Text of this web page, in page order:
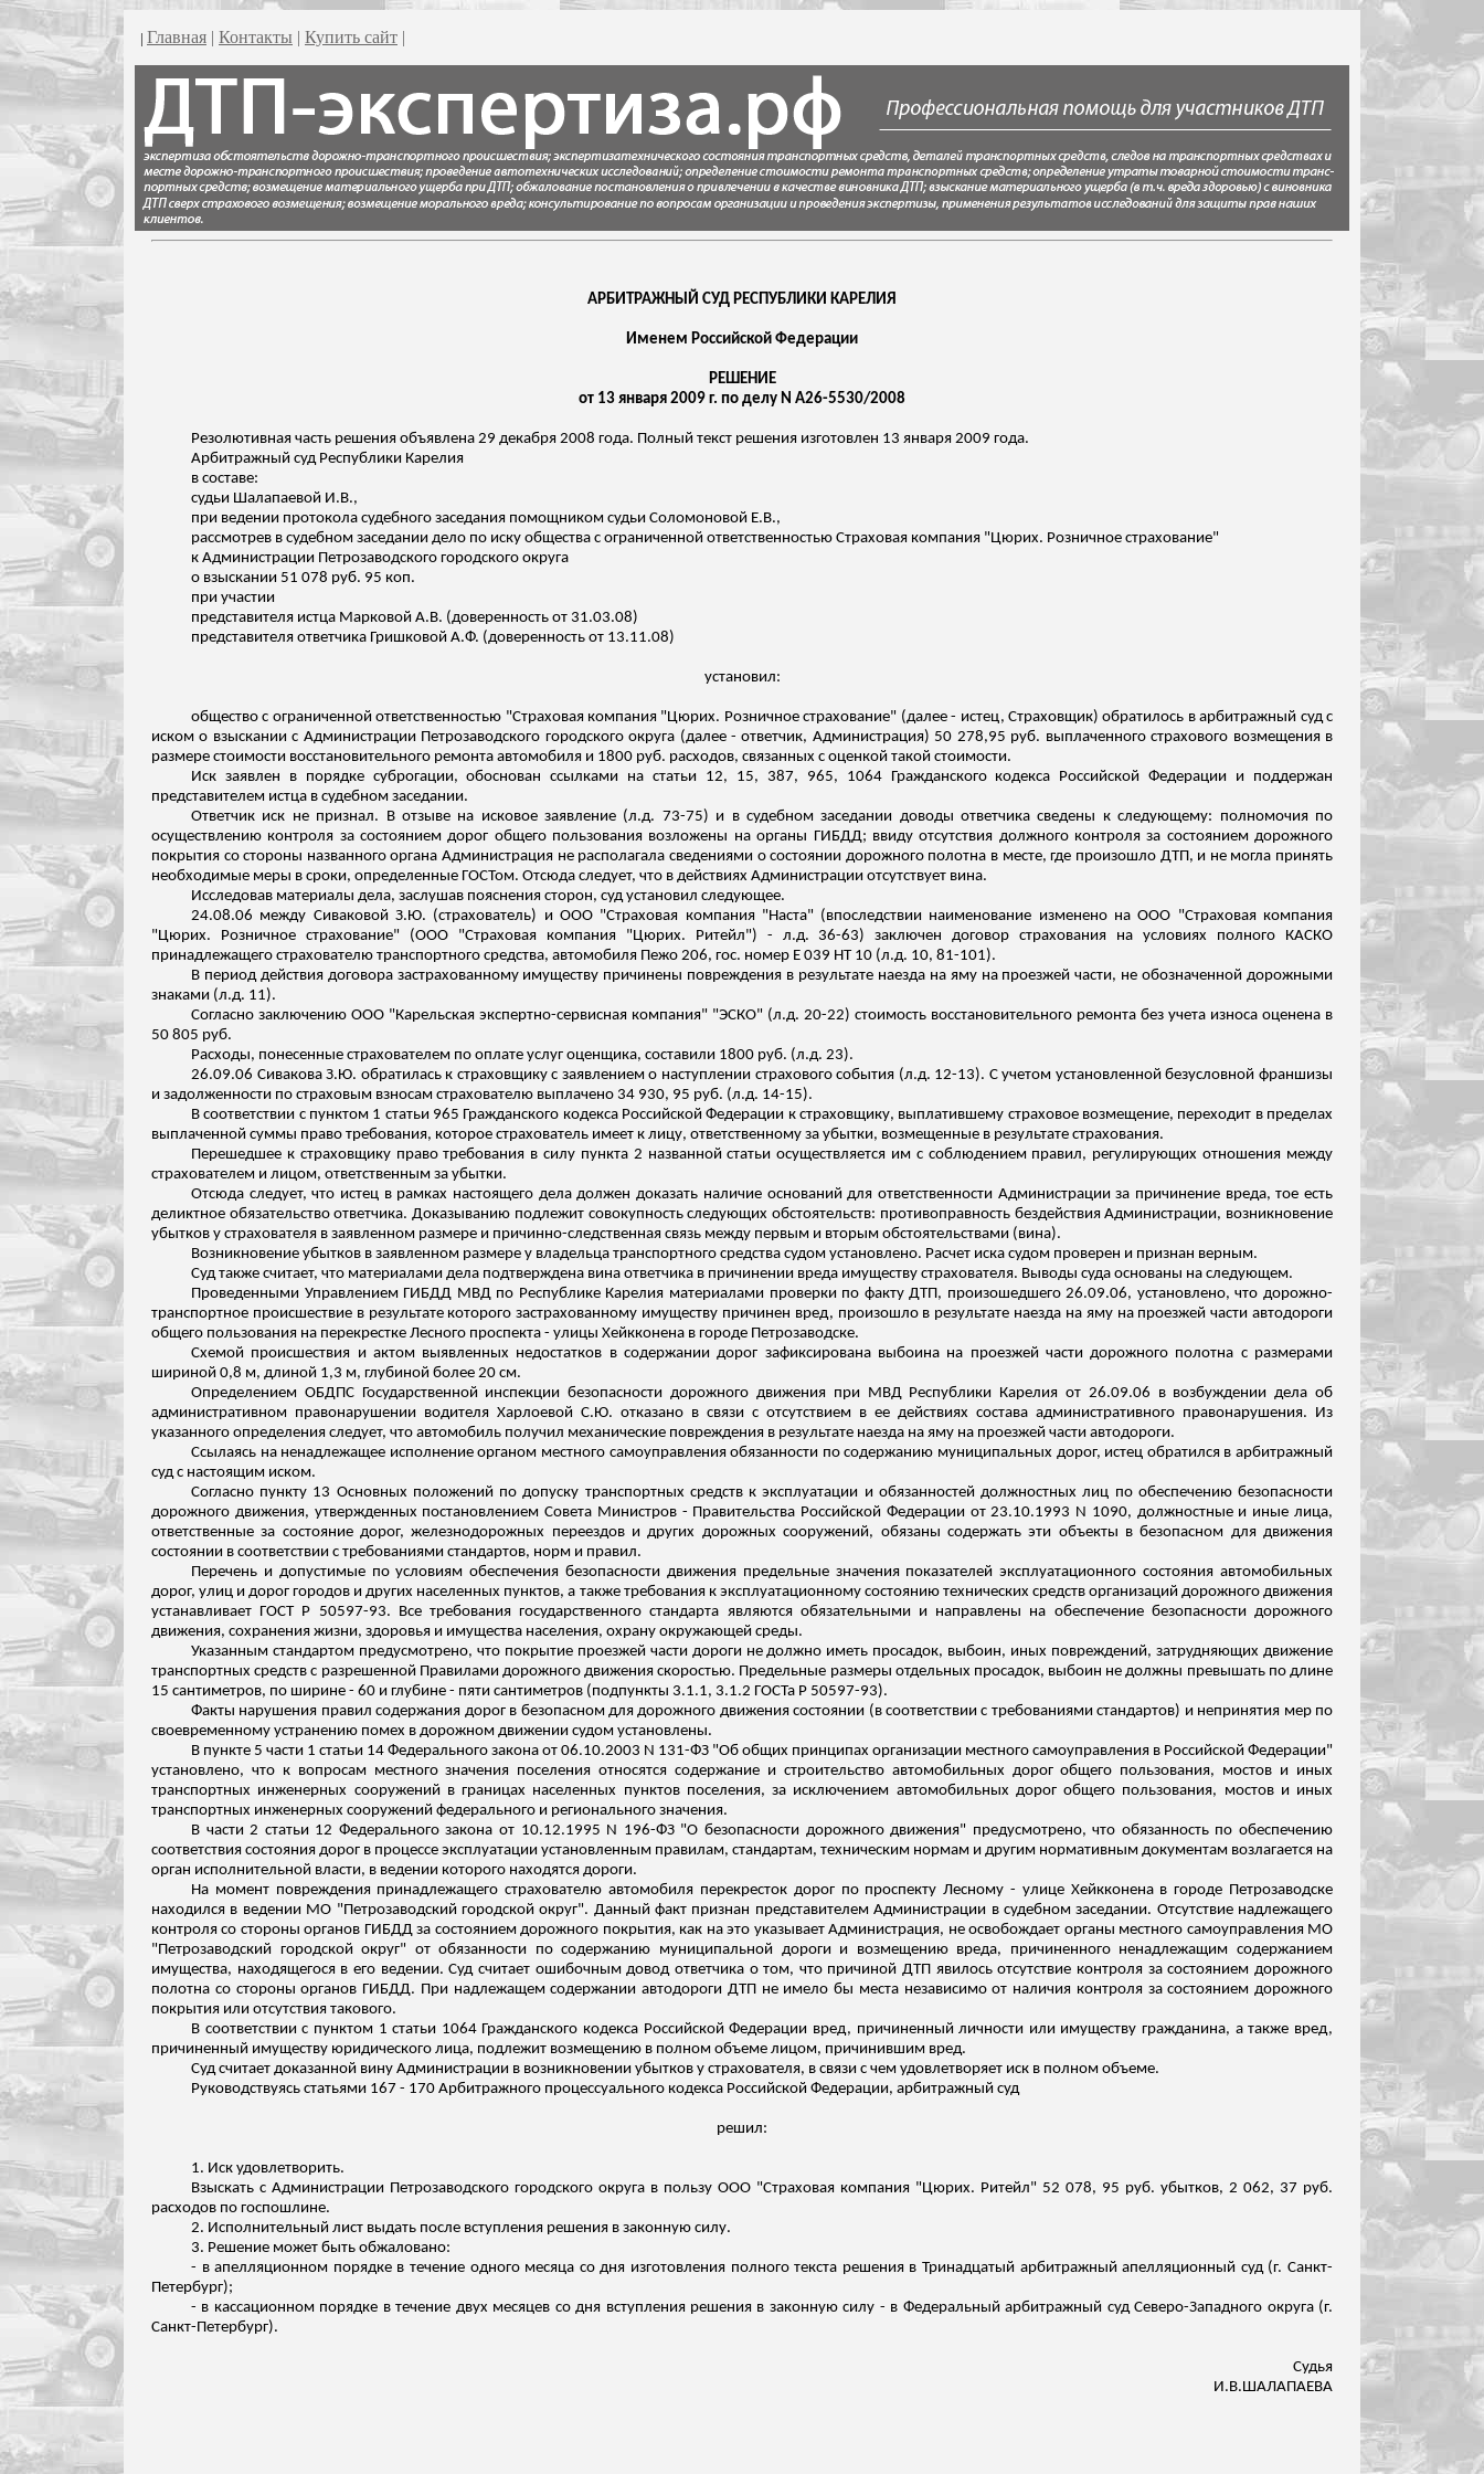
| Главная | Контакты | Купить сайт |
АРБИТРАЖНЫЙ СУД РЕСПУБЛИКИ КАРЕЛИЯ
Именем Российской Федерации
РЕШЕНИЕ
от 13 января 2009 г. по делу N А26-5530/2008
Резолютивная часть решения объявлена 29 декабря 2008 года. Полный текст решения изготовлен 13 января 2009 года.
Арбитражный суд Республики Карелия
в составе:
судьи Шалапаевой И.В.,
при ведении протокола судебного заседания помощником судьи Соломоновой Е.В.,
рассмотрев в судебном заседании дело по иску общества с ограниченной ответственностью Страховая компания "Цюрих. Розничное страхование"
к Администрации Петрозаводского городского округа
о взыскании 51 078 руб. 95 коп.
при участии
представителя истца Марковой А.В. (доверенность от 31.03.08)
представителя ответчика Гришковой А.Ф. (доверенность от 13.11.08)
установил:
общество с ограниченной ответственностью "Страховая компания "Цюрих. Розничное страхование" (далее - истец, Страховщик) обратилось в арбитражный суд с
иском о взыскании с Администрации Петрозаводского городского округа (далее - ответчик, Администрация) 50 278,95 руб. выплаченного страхового возмещения в
размере стоимости восстановительного ремонта автомобиля и 1800 руб. расходов, связанных с оценкой такой стоимости.
Иск заявлен в порядке суброгации, обоснован ссылками на статьи 12, 15, 387, 965, 1064 Гражданского кодекса Российской Федерации и поддержан
представителем истца в судебном заседании.
Ответчик иск не признал. В отзыве на исковое заявление (л.д. 73-75) и в судебном заседании доводы ответчика сведены к следующему: полномочия по
осуществлению контроля засостоянием дорог общего пользования возложены на органы ГИБДД; ввиду отсутствия должного контроля за состоянием дорожного
покрытия со стороны названного органа Администрация не располагала сведениями о состоянии дорожного полотна в месте, где произошло ДТП, и не могла принять
необходимые меры в сроки, определенные ГОСТом. Отсюда следует, что в действиях Администрации отсутствует вина.
Исследовав материалы дела, заслушав пояснения сторон, суд установил следующее.
24.08.06 между Сиваковой З.Ю. (страхователь) и ООО "Страховая компания "Наста" (впоследствии наименование изменено на ООО "Страховая компания
"Цюрих.
Розничное страхование" (ООО "Страховая компания "Цюрих. Ритейл") - л.д. 36-63) заключен договор страхования на условиях полного КАСКО
принадлежащего страхователю транспортного средства, автомобиля Пежо 206, гос. номер Е 039 НТ 10 (л.д. 10, 81-101).
В период действия договора застрахованному имуществу причинены повреждения в результате наезда на яму на проезжей части, не обозначенной дорожными
знаками (л.д. 11).
Согласно заключению ООО "Карельская экспертно-сервисная компания" "ЭСКО" (л.д. 20-22) стоимость восстановительного ремонта без учета износа оценена в
50 805 руб.
Расходы, понесенные страхователем по оплате услуг оценщика, составили 1800 руб. (л.д. 23).
26.09.06 Сивакова З.Ю. обратилась к страховщику с заявлением о наступлении страхового события (л.д. 12-13). С учетом установленной безусловной франшизы
и задолженности по страховым взносам страхователю выплачено 34 930, 95 руб. (л.д. 14-15).
В соответствии с пунктом 1 статьи 965 Гражданского кодекса Российской Федерации к страховщику, выплатившему страховое возмещение, переходит в пределах
выплаченной суммы право требования, которое страхователь имеет к лицу, ответственному за убытки, возмещенные в результате страхования.
Перешедшее к страховщику право требования в силу пункта 2 названной статьи осуществляется им с соблюдением правил, регулирующих отношения между
страхователем и лицом, ответственным за убытки.
Отсюда следует, что истец в рамках настоящего дела должен доказать наличие оснований для ответственности Администрации за причинение вреда, тое есть
деликтное обязательство ответчика. Доказыванию подлежит совокупность следующих обстоятельств: противоправность бездействия Администрации, возникновение
убытков у страхователя в заявленном размере и причинно-следственная связь между первым и вторым обстоятельствами (вина).
Возникновение убытков в заявленном размере у владельца транспортного средства судом установлено. Расчет иска судом проверен и признан верным.
Суд также считает, что материалами дела подтверждена вина ответчика в причинении вреда имуществу страхователя. Выводы суда основаны на следующем.
Проведенными Управлением ГИБДД МВД по Республике Карелия материалами проверки по факту ДТП, произошедшего 26.09.06, установлено, что дорожно-
транспортное происшествиев результате которого застрахованному имуществу причинен вред, произошло в результате наезда на яму на проезжей части автодороги
общего пользования на перекрестке Лесного проспекта - улицы Хейкконена в городе Петрозаводске.
Схемой происшествия и актом выявленных недостатков в содержании дорог зафиксирована выбоина на проезжей части дорожного полотна с размерами
шириной 0,8 м, длиной 1,3 м, глубиной более 20 см.
Определением ОБДПС Государственной инспекции безопасности дорожного движения при МВД Республики Карелия от 26.09.06 в возбуждении дела об
административном правонарушении водителя Харлоевой С.Ю. отказано в связи с отсутствием в ее действиях состава административного правонарушения. Из
указанного определения следует, что автомобиль получил механические повреждения в результате наезда на яму на проезжей части автодороги.
Ссылаясь на ненадлежащее исполнение органом местного самоуправления обязанности по содержанию муниципальных дорог, истец обратился в арбитражный
суд с настоящим иском.
Согласно пункту 13 Основных положений по допуску транспортных средств к эксплуатации и обязанностей должностных лиц по обеспечению безопасности
дорожного движения, утвержденных постановлением Совета Министров - Правительства Российской Федерации от 23.10.1993 N 1090, должностные и иные лица,
ответственные за состояние дорог, железнодорожных переездов и других дорожных сооружений, обязаны содержать эти объекты в безопасном для движения
состоянии в соответствии с требованиями стандартов, норм и правил.
Перечень и допустимые по условиям обеспечения безопасности движения предельные значения показателей эксплуатационного состояния автомобильных
дорог, улиц и дорог городов и других населенных пунктов, а также требования к эксплуатационному состоянию технических средств организаций дорожного движения
устанавливает ГОСТ Р 50597-93. Все требования государственного стандарта являются обязательными и направлены на обеспечение безопасности дорожного
движения, сохранения жизни, здоровья и имущества населения, охрану окружающей среды.
Указанным стандартом предусмотрено, что покрытие проезжей части дороги не должно иметь просадок, выбоин, иных повреждений, затрудняющих движение
транспортных средств с разрешенной Правилами дорожного движения скоростью. Предельные размеры отдельных просадок, выбоин не должны превышать по длине
15 сантиметров, по ширине - 60 и глубине - пяти сантиметров (подпункты 3.1.1, 3.1.2 ГОСТа Р 50597-93).
Факты нарушения правил содержания дорог в безопасном для дорожного движения состоянии (в соответствии с требованиями стандартов) и непринятия мер по
своевременному устранению помех в дорожном движении судом установлены.
В пункте 5 части 1 статьи 14 Федерального закона от 06.10.2003 N 131-ФЗ "Об общих принципах организации местного самоуправления в Российской Федерации"
установлено, что к вопросам местного значения поселения относятся содержание и строительство автомобильных дорог общего пользования, мостов и иных
транспортных инженерных сооружений в границах населенных пунктов поселения, за исключением автомобильных дорог общего пользования, мостов и иных
транспортных инженерных сооружений федерального и регионального значения.
В части 2 статьи 12 Федерального закона от 10.12.1995 N 196-ФЗ "О безопасности дорожного движения" предусмотрено, что обязанность по обеспечению
соответствия состояния дорог в процессе эксплуатации установленным правилам, стандартам, техническим нормам и другим нормативным документам возлагается на
орган исполнительной власти, в ведении которого находятся дороги.
На момент повреждения принадлежащего страхователю автомобиля перекресток дорог по проспекту Лесному - улице Хейкконенав городе Петрозаводске
находился в ведении МО "Петрозаводский городской округ". Данный факт признан представителем Администрации в судебном заседании. Отсутствие надлежащего
контроля со стороны органов ГИБДД за состоянием дорожного покрытия, как на это указывает Администрация, не освобождает органы местного самоуправления МО
"Петрозаводский городской округ" от обязанности по содержанию муниципальной дороги и возмещению вреда, причиненного ненадлежащим содержанием
имущества, находящегося в его ведении. Суд считает ошибочным довод ответчика о том, что причиной ДТП явилось отсутствие контроля засостоянием дорожного
полотна со стороны органов ГИБДД. При надлежащем содержании автодороги ДТП не имело бы места независимо от наличия контроля засостоянием дорожного
покрытия или отсутствия такового.
В соответствии с пунктом 1 статьи 1064 Гражданского кодекса Российской Федерации вред, причиненный личности или имуществу гражданина, а также вред,
причиненный имуществу юридического лица, подлежит возмещению в полном объеме лицом, причинившим вред.
Суд считает доказанной вину Администрации в возникновении убытков у страхователя, в связи с чем удовлетворяет иск в полном объеме.
Руководствуясь статьями 167 - 170 Арбитражного процессуального кодекса Российской Федерации, арбитражный суд
решил:
1. Иск удовлетворить.
Взыскать с Администрации Петрозаводского городского округа в пользу ООО "Страховая компания "Цюрих. Ритейл" 52 078, 95 руб. убытков, 2 062, 37 руб.
расходов по госпошлине.
2. Исполнительный лист выдать после вступления решения в законную силу.
3. Решение может быть обжаловано:
- в апелляционном порядке в течение одного месяца со дня изготовления полного текста решения в Тринадцатый арбитражный апелляционный суд (г. Санкт-
Петербург);
- в кассационном порядке в течение двух месяцев со дня вступления решения в законную силу - в Федеральный арбитражный суд Северо-Западного округа (г.
Санкт-Петербург).
Судья
И.В.ШАЛАПАЕВА